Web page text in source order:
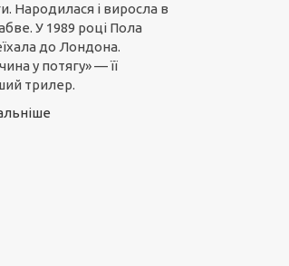
Народилася і виросла в
У 1989 році Пола
до Лондона.
у потягу» — її
трилер.